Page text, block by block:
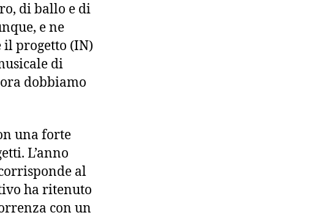
di ballo e di
e ne
progetto (IN)
di
dobbiamo
una forte
L’anno
al
ha ritenuto
con un